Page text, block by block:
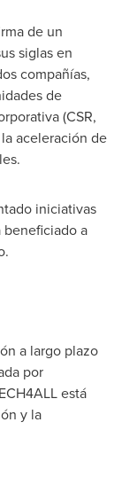
de un
siglas en
compañías,
de
(CSR,
aceleración de
iniciativas
beneficiado a
a largo plazo
por
está
y la